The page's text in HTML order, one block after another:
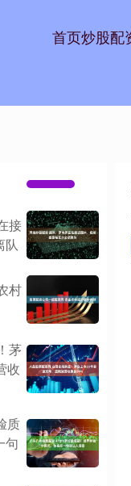
首页炒股配
接
队
村
茅
收
质
句